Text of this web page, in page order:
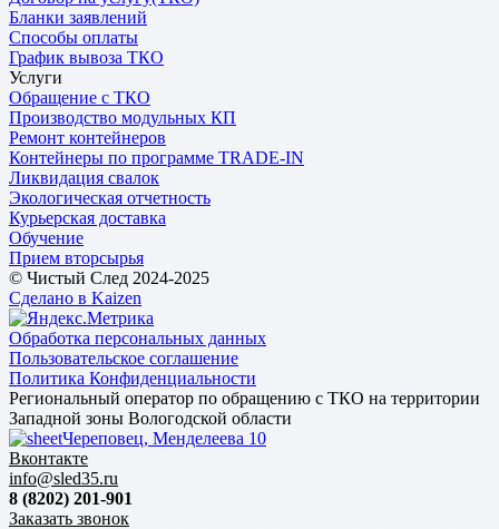
Бланки заявлений
Способы оплаты
График вывоза ТКО
Услуги
Обращение с ТКО
Производство модульных КП
Ремонт контейнеров
Контейнеры по программе TRADE-IN
Ликвидация свалок
Экологическая отчетность
Курьерская доставка
Обучение
Прием вторсырья
© Чистый След 2024-2025
Сделано в Kaizen
Обработка персональных данных
Пользовательское соглашение
Политика Конфиденциальности
Региональный оператор по обращению с ТКО на территории
Западной зоны Вологодской области
Череповец, Менделеева 10
Вконтакте
info@sled35.ru
8 (8202) 201-901
Заказать звонок